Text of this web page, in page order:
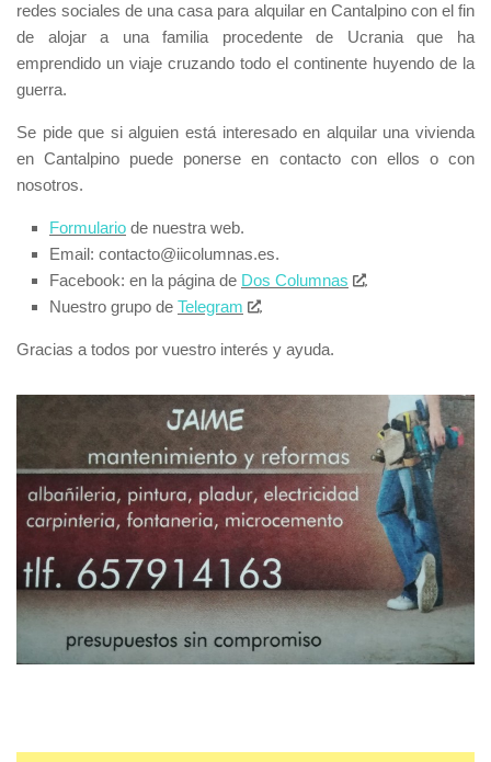
redes sociales de una casa para alquilar en Cantalpino con el fin
de alojar a una familia procedente de Ucrania que ha
emprendido un viaje cruzando todo el continente huyendo de la
guerra.
Se pide que si alguien está interesado en alquilar una vivienda
en Cantalpino puede ponerse en contacto con ellos o con
nosotros.
Formulario de nuestra web.
Email: contacto@iicolumnas.es.
Facebook: en la página de Dos Columnas
.
Nuestro grupo de Telegram .
Gracias a todos por vuestro interés y ayuda.